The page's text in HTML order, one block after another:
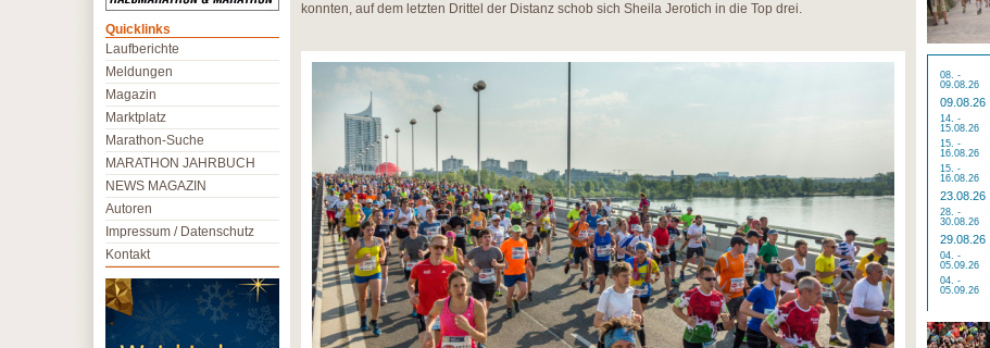
konnten, auf dem letzten Drittel der Distanz schob sich Sheila Jerotich in die Top drei.
08. -
09.08.26
09.08.26
14. -
15.08.26
15. -
16.08.26
15. -
16.08.26
23.08.26
28. -
30.08.26
29.08.26
04. -
05.09.26
04. -
05.09.26
Quicklinks
Laufberichte
Meldungen
Magazin
Marktplatz
Marathon-Suche
MARATHON JAHRBUCH
NEWS MAGAZIN
Autoren
Impressum / Datenschutz
Kontakt